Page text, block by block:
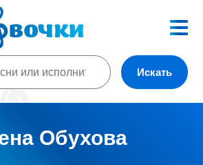
Искать
Обухова